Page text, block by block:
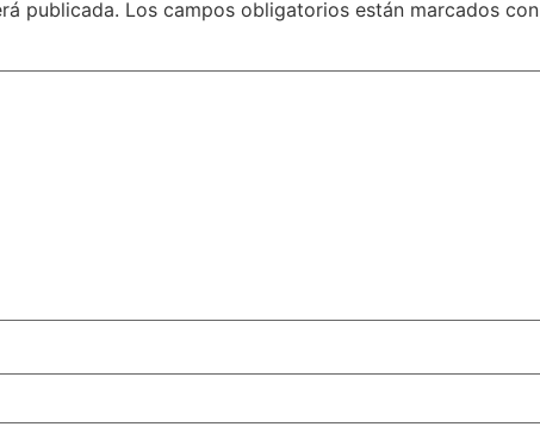
publicada. Los campos obligatorios están marcados con